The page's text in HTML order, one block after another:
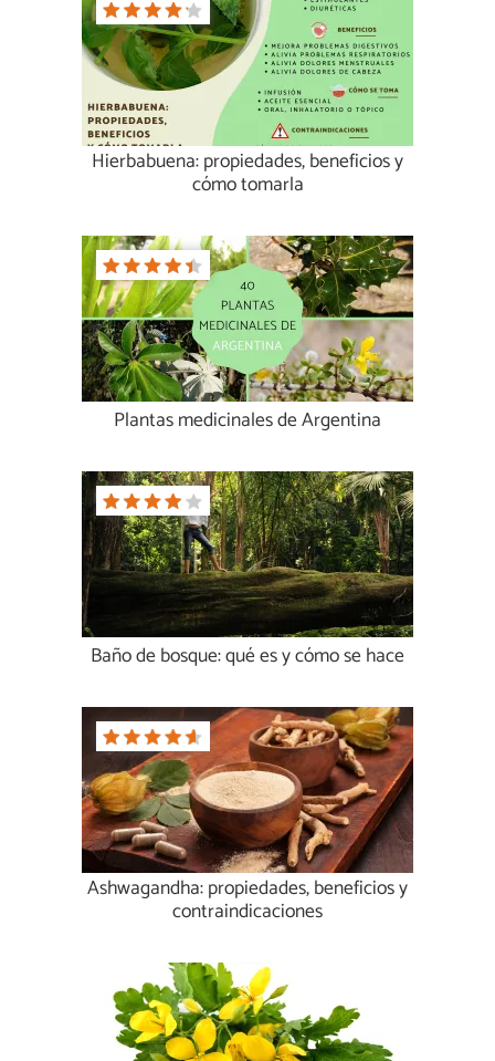
Hierbabuena: propiedades, beneficios y
cómo tomarla
Plantas medicinales de Argentina
Baño de bosque: qué es y cómo se hace
Ashwagandha: propiedades, beneficios y
contraindicaciones